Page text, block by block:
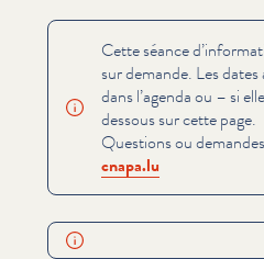
Cette séance
sur demande. Les
dans l’agenda ou – si
dessous sur cette page.
Questions ou
cnapa.​lu